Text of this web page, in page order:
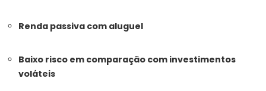
Renda passiva com aluguel
Baixo risco em comparação com investimentos
voláteis